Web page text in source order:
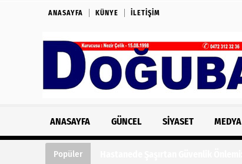
ANASAYFA KÜNYE İLETIŞIM
ANASAYFA GÜNCEL SIYASET MEDYA
Popüler